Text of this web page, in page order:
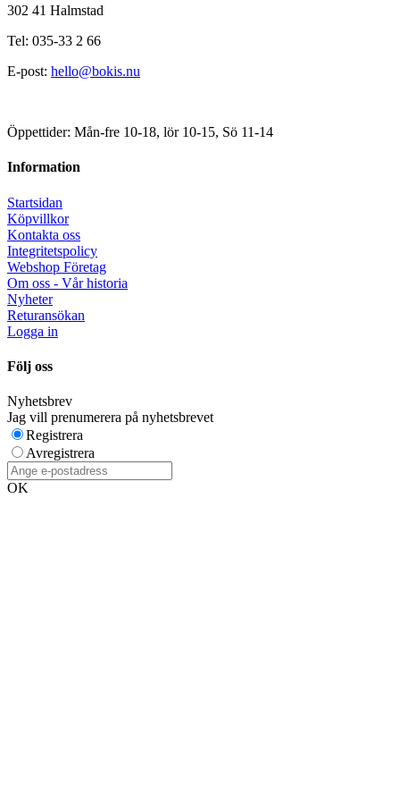
302 41 Halmstad
Tel: 035-33 2 66
E-post: hello@bokis.nu
Öppettider: Mån-fre 10-18, lör 10-15, Sö 11-14
Information
Startsidan
Köpvillkor
Kontakta oss
Integritetspolicy
Webshop Företag
Om oss - Vår historia
Nyheter
Returansökan
Logga in
Följ oss
Nyhetsbrev
Jag vill prenumerera på nyhetsbrevet
Registrera
Avregistrera
OK